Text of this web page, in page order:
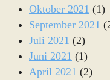
Oktober 2021 (1)
September 2021
Juli 2021 (2)
Juni 2021 (1)
April 2021 (2)